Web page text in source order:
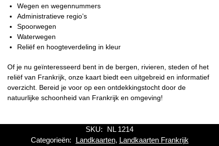
Wegen en wegennummers
Administratieve regio’s
Spoorwegen
Waterwegen
Reliëf en hoogteverdeling in kleur
Of je nu geïnteresseerd bent in de bergen, rivieren, steden of het
reliëf van Frankrijk, onze kaart biedt een uitgebreid en informatief
overzicht. Bereid je voor op een ontdekkingstocht door de
natuurlijke schoonheid van Frankrijk en omgeving!
SKU:
NL 1214
Categorieën:
Landkaarten, Landkaarten Frankrijk